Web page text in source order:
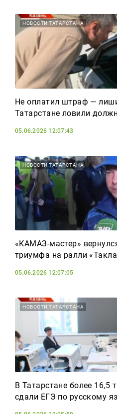
НОВОСТИ ТАТАРСТАНА
Не оплатил штраф —
Татарстане ловили
05.06.2026 12:07:43
НОВОСТИ ТАТАРСТАНА
«КАМАЗ-мастер»
триумфа на ралли
05.06.2026 12:07:05
НОВОСТИ ТАТАРСТАНА
В Татарстане более 16,5
сдали ЕГЭ по русскому